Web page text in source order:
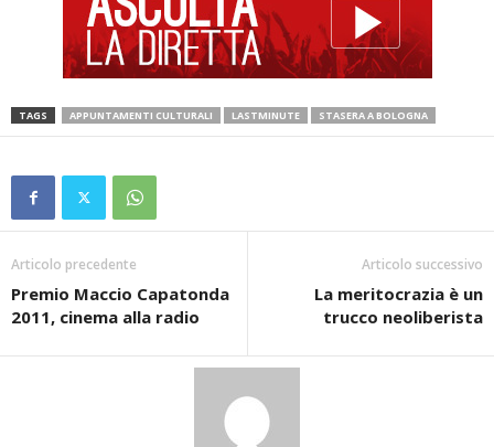
TAGS APPUNTAMENTI CULTURALI LASTMINUTE STASERA A BOLOGNA
Articolo precedente
Premio Maccio Capatonda
2011, cinema alla radio
Articolo successivo
La meritocrazia è un
trucco neoliberista